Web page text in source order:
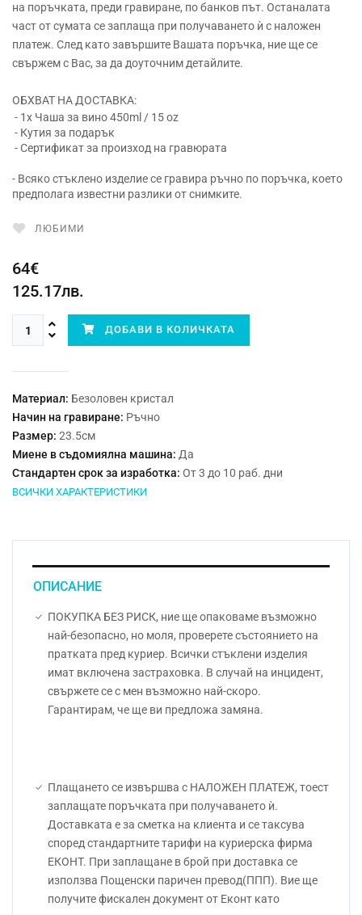
на поръчката, преди гравиране, по банков път. Останалата
част от сумата се заплаща при получаването ѝ с наложен
платеж. След като завършите Вашата поръчка, ние ще се
свържем с Вас, за да доуточним детайлите.
ОБХВАТ НА ДОСТАВКА:
- 1x Чаша за вино 450ml / 15 oz
- Кутия за подарък
- Сертификат за произход на гравюрата
- Всяко стъклено изделие се гравира ръчно по поръчка, което
предполага известни разлики от снимките.
ЛЮБИМИ
64€
125.17лв.
ДОБАВИ В КОЛИЧКАТА
Материал: Безоловен кристал
Начин на гравиране: Ръчно
Размер: 23.5см
Миене в съдомиялна машина: Да
Стандартен срок за изработка: От 3 до 10 раб. дни
ВСИЧКИ ХАРАКТЕРИСТИКИ
ОПИСАНИЕ
ПОКУПКА БЕЗ РИСК, ние ще опаковаме възможно
най-безопасно, но моля, проверете състоянието на
пратката пред куриер. Всички стъклени изделия
имат включена застраховка. В случай на инцидент,
свържете се с мен възможно най-скоро.
Гарантирам, че ще ви предложа замяна.
Плащането се извършва с НАЛОЖЕН ПЛАТЕЖ, тоест
заплащате поръчката при получаването ѝ.
Доставката е за сметка на клиента и се таксува
според стандартните тарифи на куриерска фирма
ЕКОНТ. При заплащане в брой при доставка се
използва Пощенски паричен превод(ППП). Вие ще
получите фискален документ от Еконт като